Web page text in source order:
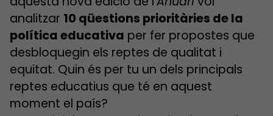
analitzar 10 qüestions prioritàries de la
política educativa per fer propostes que
desbloquegin els reptes de qualitat i
equitat. Quin és per tu un dels principals
reptes educatius que té en aquest
moment el país?